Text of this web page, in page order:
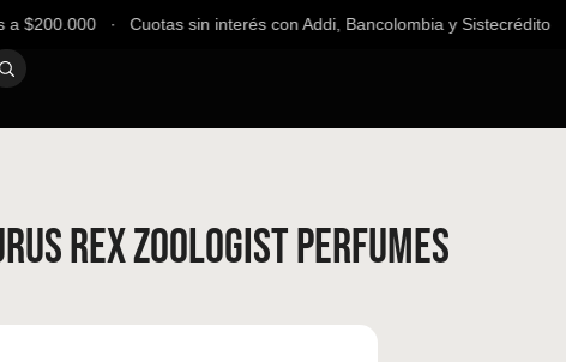
∙ Cuotas sin interés con Addi, Bancolombia y
Rex Zoologist Perfumes